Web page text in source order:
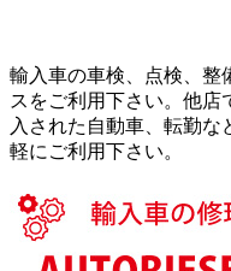
輸入車の車検、点検、整
スをご利用下さい。他店
入された自動車、転勤
軽にご利用下さい。